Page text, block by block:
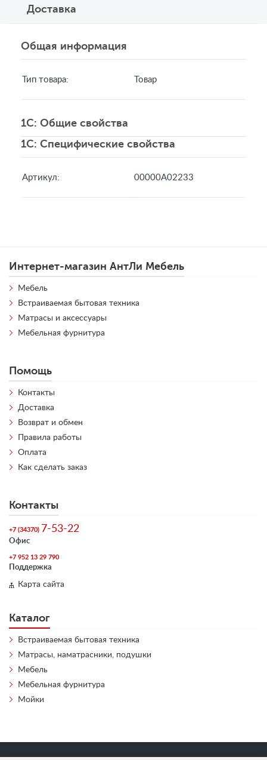
Доставка
Общая информация
Тип товара: Товар
1C: Общие свойства
1C: Специфические свойства
Артикул: 00000А02233
Интернет-магазин АнтЛи Мебель
Мебель
Встраиваемая бытовая техника
Матрасы и аксессуары
Мебельная фурнитура
Помощь
Контакты
Доставка
Возврат и обмен
Правила работы
Оплата
Как сделать заказ
Контакты
+7 (34370) 7-53-22
Офис
+7 952 13 29 790
Поддержка
Карта сайта
Каталог
Встраиваемая бытовая техника
Матрасы, наматрасники, подушки
Мебель
Мебельная фурнитура
Мойки